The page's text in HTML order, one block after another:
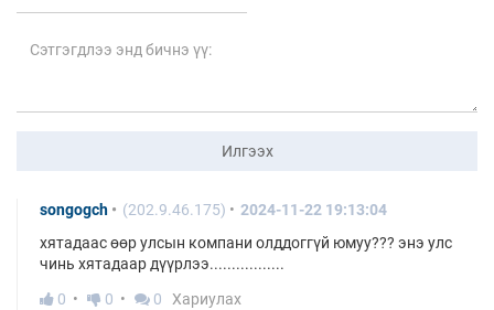
Илгээх
songogch (202.9.46.175)
2024-11-22 19:13:04
хятадаас өөр улсын компани олддоггүй юмуу??? энэ улс
чинь хятадаар дүүрлээ.................
0
0 0 Хариулах